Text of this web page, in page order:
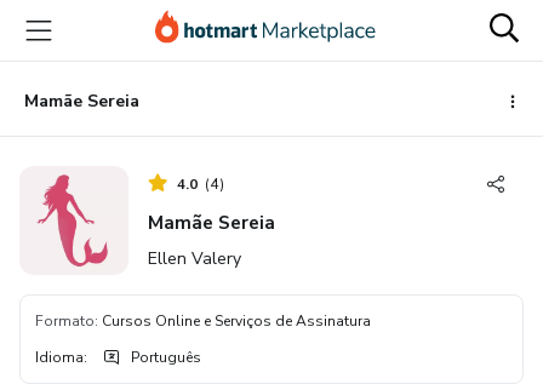
para
conteúdo
principal
para
pagamento
para
rodapé
Mamãe Sereia
4.0 (4)
Mamãe Sereia
Ellen Valery
Formato: Cursos Online e Serviços de Assinatura
Idioma: Português